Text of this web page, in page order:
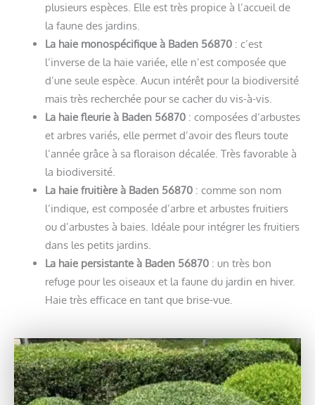
plusieurs espèces. Elle est très propice à l’accueil de
la faune des jardins.
La haie monospécifique à Baden 56870: c’est
l’inverse de la haie variée, elle n’est composée que
d’une seule espèce. Aucun intérêt pour la biodiversité
mais très recherchée pour se cacher du vis-à-vis.
La haie fleurie à Baden 56870: composées d’arbustes
et arbres variés, elle permet d’avoir des fleurs toute
l’année grâce à sa floraison décalée. Très favorable à
la biodiversité.
La haie fruitière à Baden 56870: comme son nom
l’indique, est composée d’arbre et arbustes fruitiers
ou d’arbustes à baies. Idéale pour intégrer les fruitiers
dans les petits jardins.
La haie persistante à Baden 56870 : un très bon
refuge pour les oiseaux et la faune du jardin en hiver.
Haie très efficace en tant que brise-vue.